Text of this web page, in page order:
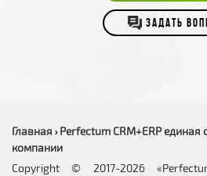
ЗАДАТЬ
Главная › Perfectum CRM+ERP единая
компании
Copyright © 2017-2026